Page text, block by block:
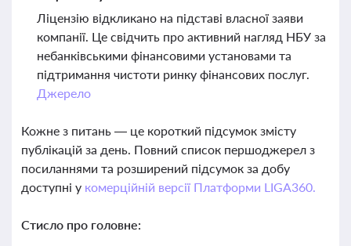
Ліцензію відкликано на підставі власної заяви
компанії. Це свідчить про активний нагляд НБУ за
небанківськими фінансовими установами та
підтримання чистоти ринку фінансових послуг.
Джерело
Кожне з питань — це короткий підсумок змісту
публікацій за день. Повний список першоджерел з
посиланнями та розширений підсумок за добу
доступні у комерційній версії Платформи LIGA360.
Стисло про головне: